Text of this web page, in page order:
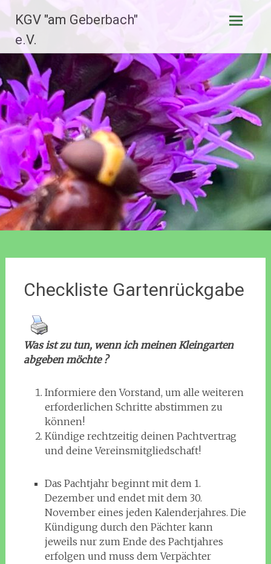
Inhalt
springen
KGV "am Geberbach"
e.V.
Checkliste Gartenrückgabe
Was ist zu tun, wenn ich meinen Kleingarten
abgeben möchte ?
Informiere den Vorstand, um alle weiteren
erforderlichen Schritte abstimmen zu
können!
Kündige rechtzeitig deinen Pachtvertrag
und deine Vereinsmitgliedschaft!
Das Pachtjahr beginnt mit dem 1.
Dezember und endet mit dem 30.
November eines jeden Kalenderjahres. Die
Kündigung durch den Pächter kann
jeweils nur zum Ende des Pachtjahres
erfolgen und muss dem Verpächter